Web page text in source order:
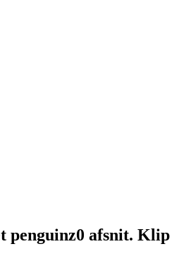
penguinz0 afsnit. Klip